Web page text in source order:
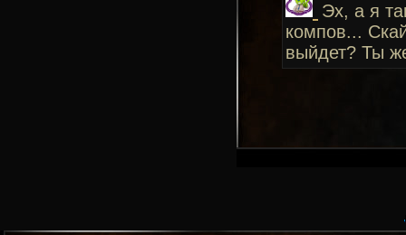
Эх, а я
компов...
выйдет? Ты